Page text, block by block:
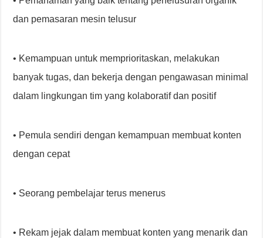
dan pemasaran mesin telusur
• Kemampuan untuk memprioritaskan, melakukan
banyak tugas, dan bekerja dengan pengawasan minimal
dalam lingkungan tim yang kolaboratif dan positif
• Pemula sendiri dengan kemampuan membuat konten
dengan cepat
• Seorang pembelajar terus menerus
• Rekam jejak dalam membuat konten yang menarik dan